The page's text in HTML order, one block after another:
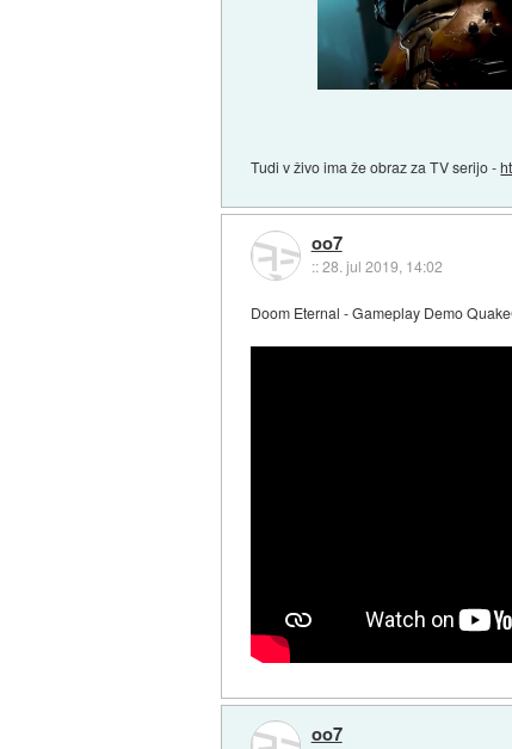
Tudi v živo ima že obraz za TV serijo -
oo7
::28. jul 2019, 14:02
Doom Eternal - Gameplay Demo
oo7